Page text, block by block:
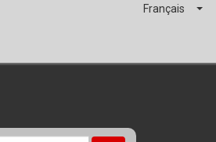
Français